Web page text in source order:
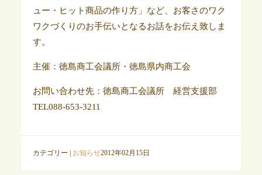
ュー・ヒット商品の作り方」など、お客さのワク
ワクづくりのお手伝いとなるお話をお伝え致しま
す。
主催：徳島商工会議所・徳島県内商工会
お問い合わせ先：徳島商工会議所 経営支援部
TEL088-653-3211
カテゴリー | お知らせ2012年02月15日